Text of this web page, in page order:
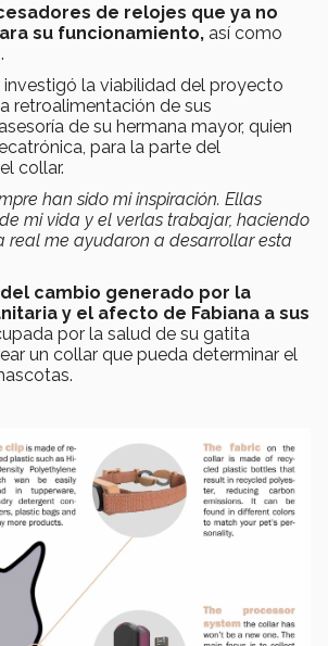
de relojes que ya no
su funcionamiento, así como
investigó la viabilidad del proyecto
retroalimentación de sus
de su hermana mayor, quien
para la parte del
collar.
han sido mi inspiración. Ellas
mi vida y el verlas trabajar, haciendo
real me ayudaron a desarrollar esta
del cambio generado por la
y el afecto de Fabiana a sus
por la salud de su gatita
un collar que pueda determinar el